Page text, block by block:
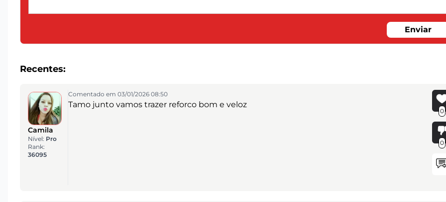
Enviar
Recentes:
Camila
Nível: Pro
Rank:
36095
Comentado em 03/01/2026 08:50
Tamo junto vamos trazer reforco bom e veloz
0
0